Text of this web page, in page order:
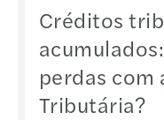
Créditos
perdas com
Tributária?